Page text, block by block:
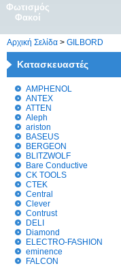
Φωτισμός
Φακοί
Αρχική Σελίδα > GILBORD
Κατασκευαστές
AMPHENOL
ANTEX
ATTEN
Aleph
ariston
BASEUS
BERGEON
BLITZWOLF
Bare Conductive
CK TOOLS
CTEK
Central
Clever
Contrust
DELI
Diamond
ELECTRO-FASHION
eminence
FALCON